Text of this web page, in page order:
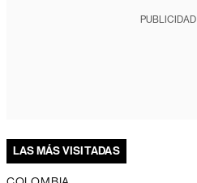
PUBLICIDAD
LAS MÁS VISITADAS